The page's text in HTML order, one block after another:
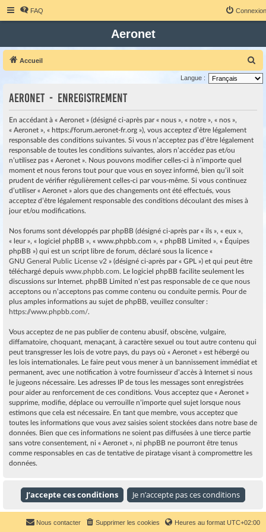
FAQ Connexion
Aeronet
Accueil
e
Langue :
Aeronet - Enregistrement
En accédant à « Aeronet » (désigné ci-après par « nous », « notre », « nos »,
« Aeronet », « https://forum.aeronet-fr.org »), vous acceptez d’être légalement
responsable des conditions suivantes. Si vous n’acceptez pas d’être légalement
responsable de toutes les conditions suivantes, alors n’accédez pas et/ou
n’utilisez pas « Aeronet ». Nous pouvons modifier celles-ci à n’importe quel
moment et nous ferons tout pour que vous en soyez informé, bien qu’il soit
prudent de vérifier régulièrement celles-ci par vous-même. Si vous continuez
d’utiliser « Aeronet » alors que des changements ont été effectués, vous
acceptez d’être légalement responsable des conditions découlant des mises à
jour et/ou modifications.
Nos forums sont développés par phpBB (désigné ci-après par « ils », « eux »,
« leur », « logiciel phpBB », « www.phpbb.com », « phpBB Limited », « Équipes
phpBB ») qui est un script libre de forum, déclaré sous la licence «
GNU General Public License v2 » (désigné ci-après par « GPL ») et qui peut être
téléchargé depuis www.phpbb.com. Le logiciel phpBB facilite seulement les
discussions sur Internet. phpBB Limited n’est pas responsable de ce que nous
acceptons ou n’acceptons pas comme contenu ou conduite permis. Pour de
plus amples informations au sujet de phpBB, veuillez consulter :
https://www.phpbb.com/.
Vous acceptez de ne pas publier de contenu abusif, obscène, vulgaire,
diffamatoire, choquant, menaçant, à caractère sexuel ou tout autre contenu qui
peut transgresser les lois de votre pays, du pays où « Aeronet » est hébergé ou
les lois internationales. Le faire peut vous mener à un bannissement immédiat et
permanent, avec une notification à votre fournisseur d’accès à Internet si nous
le jugeons nécessaire. Les adresses IP de tous les messages sont enregistrées
pour aider au renforcement de ces conditions. Vous acceptez que « Aeronet »
supprime, modifie, déplace ou verrouille n’importe quel sujet lorsque nous
estimons que cela est nécessaire. En tant que membre, vous acceptez que
toutes les informations que vous avez saisies soient stockées dans notre base de
données. Bien que ces informations ne soient pas diffusées à une tierce partie
sans votre consentement, ni « Aeronet », ni phpBB ne pourront être tenus
comme responsables en cas de tentative de piratage visant à compromettre les
données.
Heures au format UTC+02:00
Supprimer les cookies
Nous contacter